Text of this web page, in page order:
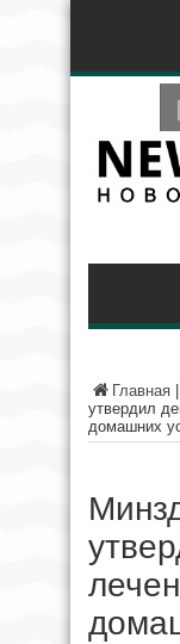
Главная
утвердил
домашних